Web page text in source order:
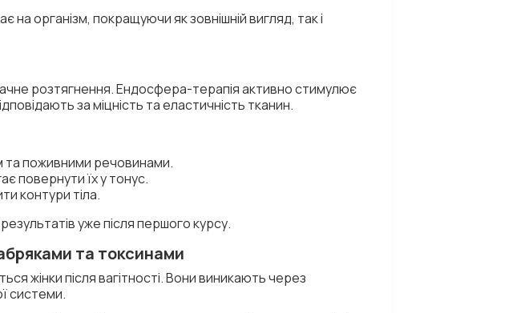
на організм, покращуючи як зовнішній вигляд, так і
розтягнення. Ендосфера-терапія активно стимулює
за міцність та еластичність тканин.
та поживними речовинами.
повернути їх у тонус.
контури тіла.
уже після першого курсу.
та токсинами
жінки після вагітності. Вони виникають через
системи.